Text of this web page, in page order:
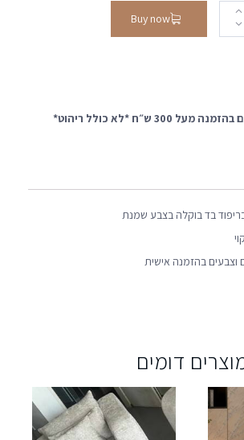
Buy now
300 ש״ח *לא כולל ריהוט*
בד בוקלה בצבע שמנת
וצבעים בהזמנה אישית
דומים